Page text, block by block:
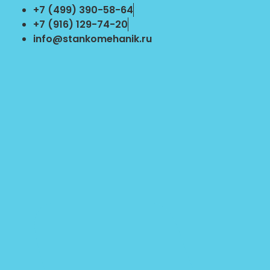
Перейти
содержимому
+7 (499) 390-58-64
+7 (916) 129-74-20
info@stankomehanik.ru